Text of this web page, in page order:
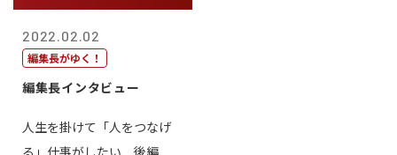
2022.02.02
編集長がゆく！
編集長インタビュー
人生を掛けて「人をつなげ
る」仕事がしたい 後編